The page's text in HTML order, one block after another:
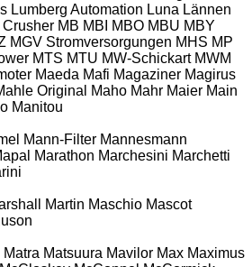
Lumberg Automation Luna Lännen
Crusher MB MBI MBO MBU MBY
MGV Stromversorgungen MHS MP
MTS MTU MW-Schickart MWM
Maeda Mafi Magaziner Magirus
Original Maho Mahr Maier Main
Manitou
Mann-Filter Mannesmann
Marathon Marchesini Marchetti
Martin Maschio Mascot
Matra Matsuura Mavilor Max Maximus